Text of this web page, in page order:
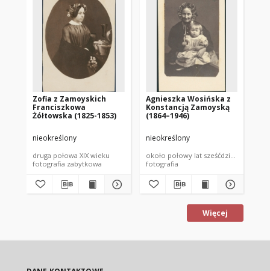
Zofia z Zamoyskich
Franciszkowa
Żółtowska (1825-1853)
nieokreślony
druga połowa XIX wieku
fotografia zabytkowa
Agnieszka Wosińska z
Konstancją Zamoyską
(1864–1946)
nieokreślony
około połowy lat sześćdziesiątych
fotografia
Więcej